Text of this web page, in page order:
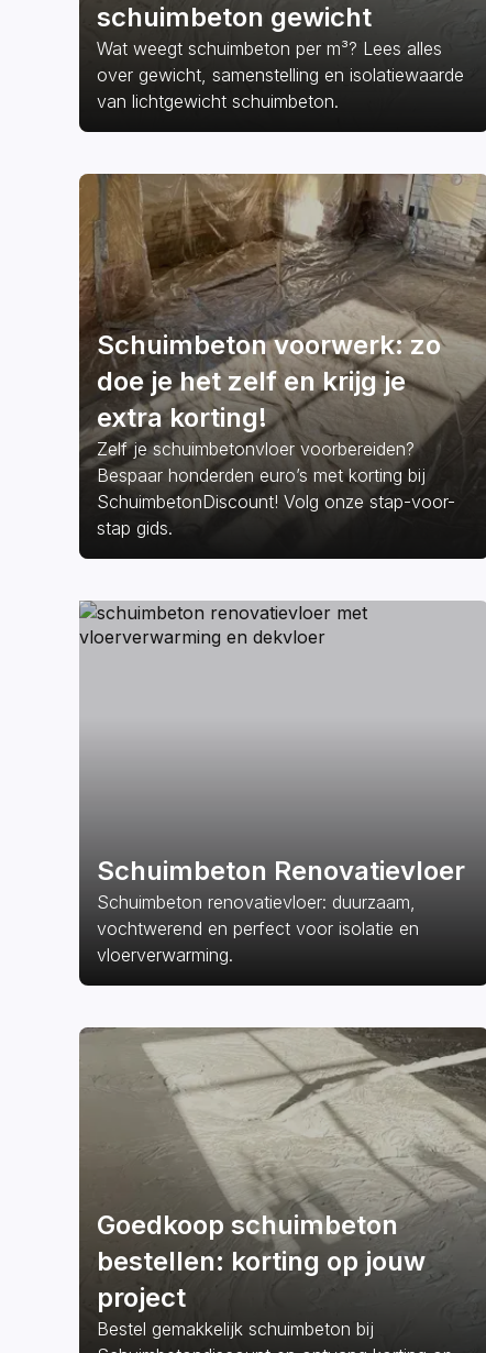
schuimbeton gewicht
Wat weegt schuimbeton per m³? Lees alles
over gewicht, samenstelling en isolatiewaarde
van lichtgewicht schuimbeton.
Schuimbeton voorwerk: zo
doe je het zelf en krijg je
extra korting!
Zelf je schuimbetonvloer voorbereiden?
Bespaar honderden euro’s met korting bij
SchuimbetonDiscount! Volg onze stap-voor-
stap gids.
Schuimbeton Renovatievloer
Schuimbeton renovatievloer: duurzaam,
vochtwerend en perfect voor isolatie en
vloerverwarming.
Goedkoop schuimbeton
bestellen: korting op jouw
project
Bestel gemakkelijk schuimbeton bij